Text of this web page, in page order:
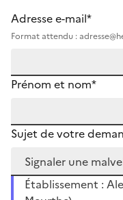
Adresse e-mail*
Format attendu :
Prénom et nom*
Sujet de votre
Établissement :